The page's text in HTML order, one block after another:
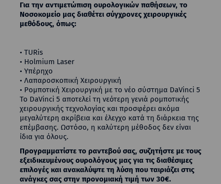
Για την αντιμετώπιση ουρολογικών παθήσεων, το
Νοσοκομείο μας διαθέτει σύγχρονες χειρουργικές
μεθόδους, όπως:
• TURis
• Holmium Laser
• Υπέρηχο
• Λαπαροσκοπική Χειρουργική
• Ρομποτική Χειρουργική με το νέο σύστημα DaVinci 5
Το DaVinci 5 αποτελεί τη νεότερη γενιά ρομποτικής
χειρουργικής τεχνολογίας και προσφέρει ακόμα
μεγαλύτερη ακρίβεια και έλεγχο κατά τη διάρκεια της
επέμβασης. Ωστόσο, η καλύτερη μέθοδος δεν είναι
ίδια για όλους.
Προγραμματίστε το ραντεβού σας, συζητήστε με τους
εξειδικευμένους ουρολόγους μας για τις διαθέσιμες
επιλογές και ανακαλύψτε τη λύση που ταιριάζει στις
ανάγκες σας στην προνομιακή τιμή των 30€.